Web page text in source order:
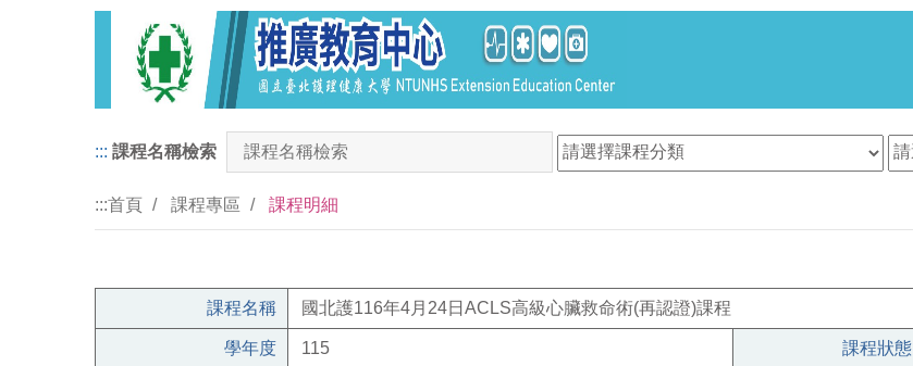
::: 課程名稱檢索
:::首頁 課程專區 課程明細
課程名稱 國北護116年4月24日ACLS高級心臟救命術(再認證)課程
學年度 115 課程狀態